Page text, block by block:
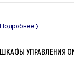
ШКАФЫ УПРАВЛЕНИЯ